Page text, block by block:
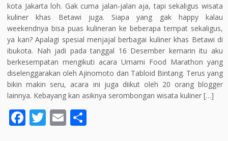
kota Jakarta loh. Gak cuma jalan-jalan aja, tapi sekaligus wisata
kuliner khas Betawi juga. Siapa yang gak happy kalau
weekendnya bisa puas kulineran ke beberapa tempat sekaligus,
ya kan? Apalagi spesial menjajal berbagai kuliner khas Betawi di
ibukota. Nah jadi pada tanggal 16 Desember kemarin itu aku
berkesempatan mengikuti acara Umami Food Marathon yang
diselenggarakan oleh Ajinomoto dan Tabloid Bintang. Terus yang
bikin makin seru, acara ini juga diikut oleh 20 orang blogger
lainnya. Kebayang kan asiknya serombongan wisata kuliner […]
F T E